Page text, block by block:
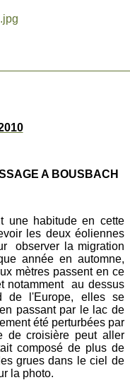
A BOUSBACH
une habitudeen cette
les deux éoliennes
observer la migration
année en automne,
mètres passent en ce
notamment au dessus
de l'Europe, elles se
passant par le lac de
été perturbées par
de croisière peut aller
composé de plus de
grues dans le ciel de
la photo.